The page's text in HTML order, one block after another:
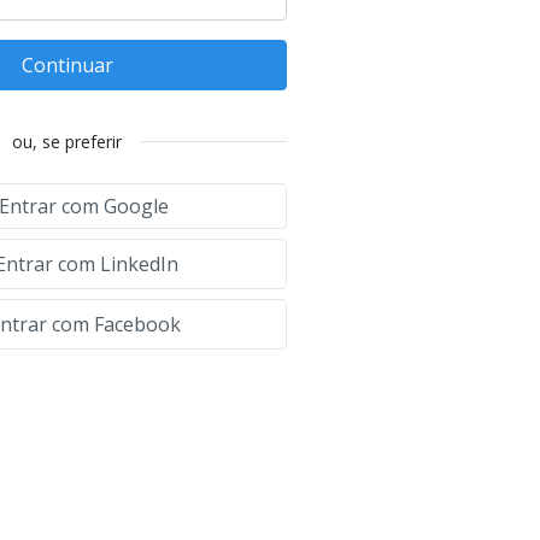
Continuar
ou, se preferir
com Google
com LinkedIn
com Facebook